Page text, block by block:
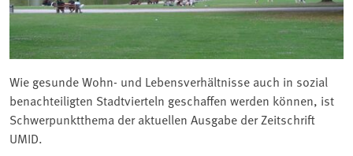
Wie gesunde Wohn- und Lebensverhältnisse auch in sozial
benachteiligten Stadtvierteln geschaffen werden können, ist
Schwerpunktthema der aktuellen Ausgabe der Zeitschrift
UMID.